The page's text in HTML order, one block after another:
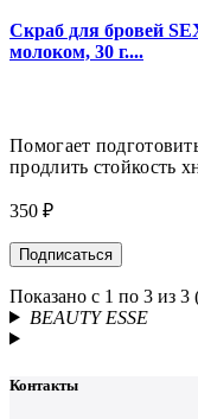
Скраб для бровей
молоком, 30 г....
Помогает
продлить стойкость
350 ₽
Подписаться
Показано с 1 по 3 из 3
BEAUTY ESSE
Контакты